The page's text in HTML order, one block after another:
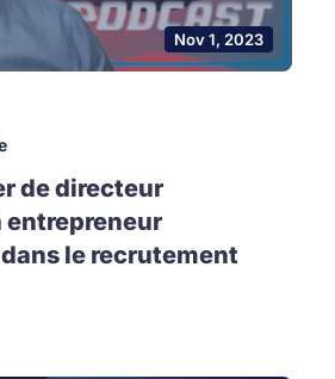
Nov 1, 2023
de directeur
entrepreneur
le recrutement